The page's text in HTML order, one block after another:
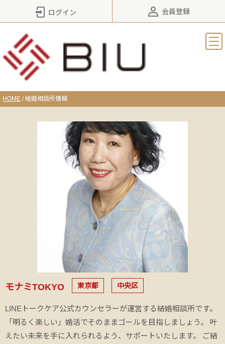
ログイン 会員登録
HOME /結婚相談所情報
モナミTOKYO 東京都 中央区
LINEトークケア公式カウンセラーが運営する結婚相談所です。
「明るく楽しい」婚活でそのままゴールを目指しましょう。 叶
えたい未来を手に入れられるよう、サポートいたします。 ご結